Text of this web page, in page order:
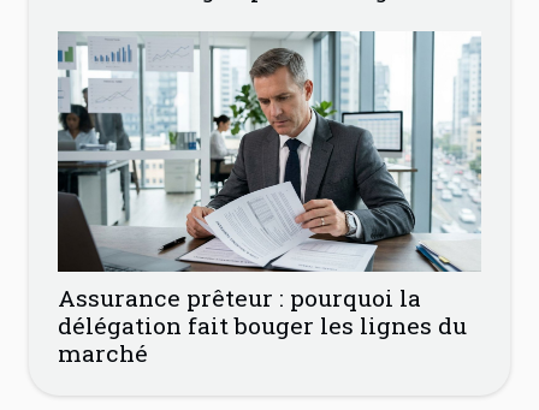
Assurance prêteur : pourquoi la
délégation fait bouger les lignes du
marché